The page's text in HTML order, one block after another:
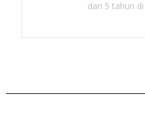
dari 5 tahun